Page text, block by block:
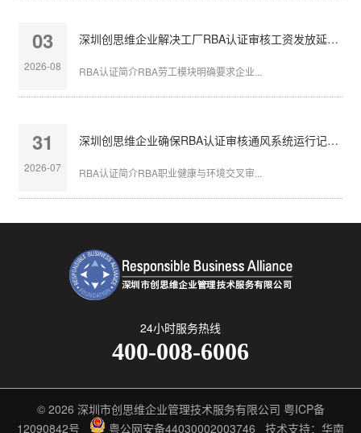
03
2026-08
深圳创思维企业解决工厂RBA认证审核工资发放延迟问题
RBA认证简介RBA劳工模块明确要求企业...
31
2026-07
深圳创思维企业确保RBA认证审核通风系统运行记录完整
RBA认证简介RBA职业健康与环境交叉审...
24小时服务热线
400-008-6006
© 2026 深圳市创思维企业管理技术服务有限公司 粤ICP备
12090842号
粤公网安备44030002003746 技术支持：华南